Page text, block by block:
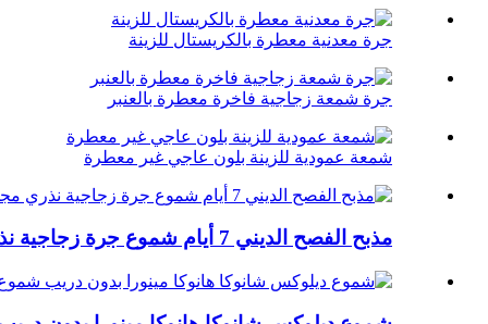
جرة معدنية معطرة بالكريستال للزينة
جرة شمعة زجاجية فاخرة معطرة بالعنبر
شمعة عمودية للزينة بلون عاجي غير معطرة
مذبح الفصح الديني 7 أيام شموع جرة زجاجية نذري مجيء الصلاة شموع نذرية للكنيسة